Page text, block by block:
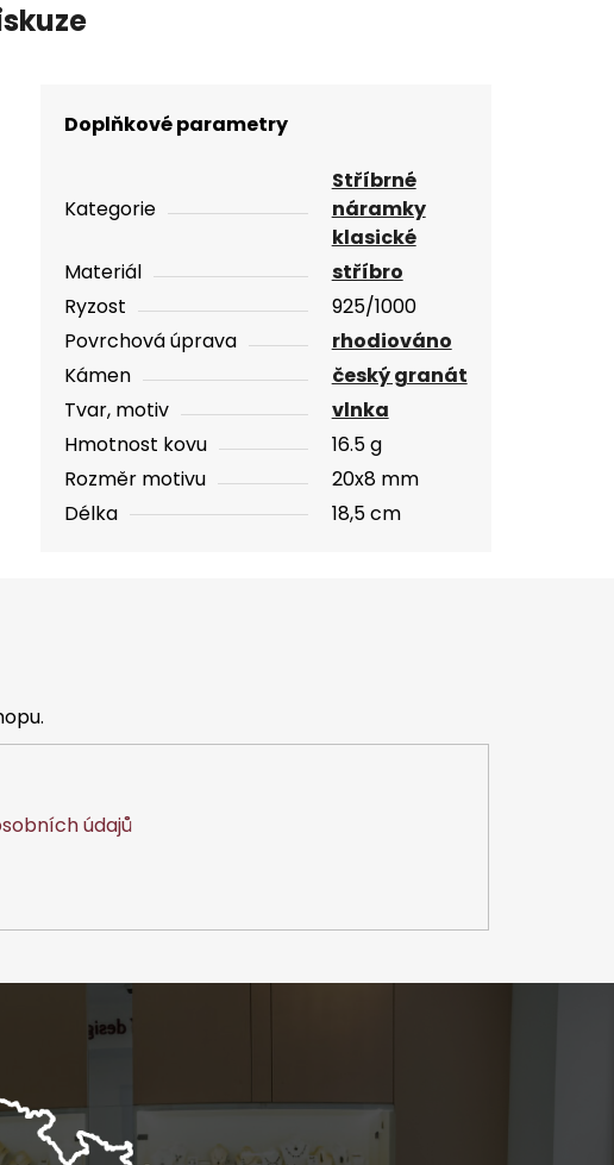
Doplňkové parametry
Kategorie
Stříbrné
náramky
klasické
Materiál
stříbro
Ryzost
925/1000
Povrchová úprava
rhodiováno
Kámen
český granát
Tvar, motiv
vlnka
Hmotnost kovu
16.5 g
Rozměr motivu
20x8 mm
Délka
18,5 cm
údajů